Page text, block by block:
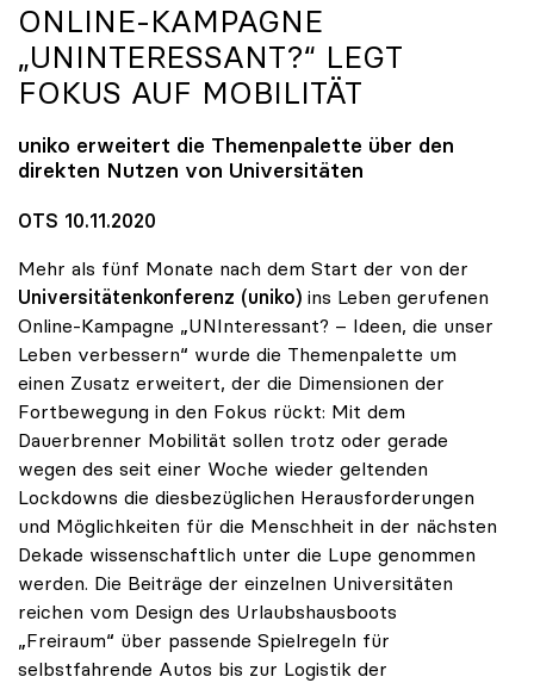
ONLINE-KAMPAGNE
„UNINTERESSANT?“ LEGT
FOKUS AUF MOBILITÄT
uniko erweitert die Themenpalette über den
direkten Nutzen von Universitäten
OTS 10.11.2020
Mehr als fünf Monate nach dem Start der von der
Universitätenkonferenz (uniko) ins Leben gerufenen
Online-Kampagne „UNInteressant? – Ideen, die unser
Leben verbessern“ wurde die Themenpalette um
einen Zusatz erweitert, der die Dimensionen der
Fortbewegung in den Fokus rückt: Mit dem
Dauerbrenner Mobilität sollen trotz oder gerade
wegen des seit einer Woche wieder geltenden
Lockdowns die diesbezüglichen Herausforderungen
und Möglichkeiten für die Menschheit in der nächsten
Dekade wissenschaftlich unter die Lupe genommen
werden. Die Beiträge der einzelnen Universitäten
reichen vom Design des Urlaubshausboots
„Freiraum“ über passende Spielregeln für
selbstfahrende Autos bis zur Logistik der